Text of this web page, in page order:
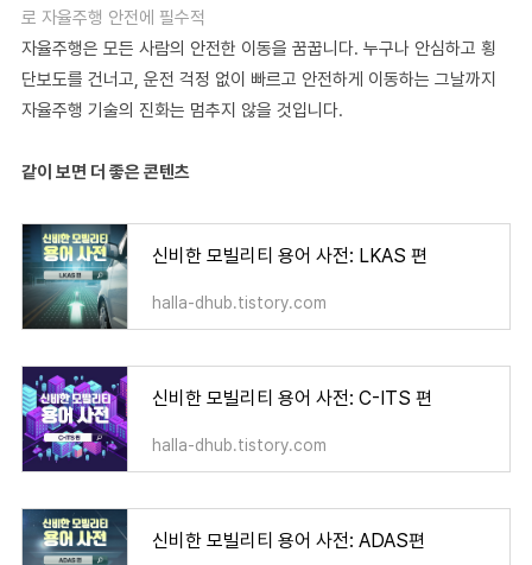
로 자율주행 안전에 필수적
자율주행은 모든 사람의 안전한 이동을 꿈꿉니다. 누구나 안심하고 횡
단보도를 건너고, 운전 걱정 없이 빠르고 안전하게 이동하는 그날까지
자율주행 기술의 진화는 멈추지 않을 것입니다.
같이 보면 더 좋은 콘텐츠
신비한 모빌리티 용어 사전: LKAS 편
halla-dhub.tistory.com
신비한 모빌리티 용어 사전: C-ITS 편
halla-dhub.tistory.com
신비한 모빌리티 용어 사전: ADAS편